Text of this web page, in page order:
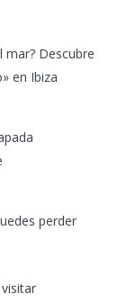
mar? Descubre
en Ibiza
perder